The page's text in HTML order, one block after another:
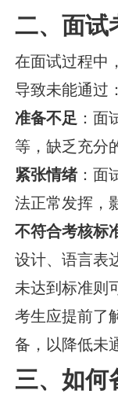
二、面试
在面试过程中
导致未能通过：
准备不足 ：面
等，缺乏充分
紧张情绪：面
法正常发挥，
不符合考核标
设计、语言表
未达到标准则
考生应提前了
备，以降低未
三、如何